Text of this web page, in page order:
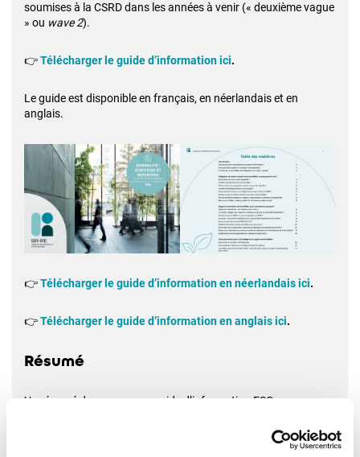
soumises à la CSRD dans les années à venir (« deuxième vague
» ou wave 2).
👉Télécharger le guide d’information ici.
Le guide est disponible en français, en néerlandais et en
anglais.
👉Télécharger le guide d’information en néerlandais ici.
👉Télécharger le guide d’information en anglais ici.
Résumé
Un résumé de ce nouveau guide d’information ESG a